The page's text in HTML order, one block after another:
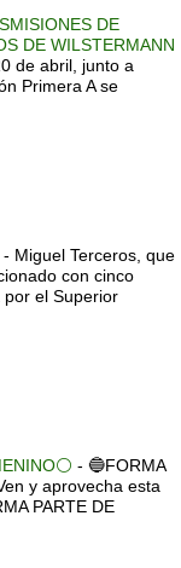
DE
DE WILSTERMANN
de abril, junto a
Primera A se
- Miguel Terceros, que
con cinco
el Superior
- 🔵FORMA
y aprovecha esta
PARTE DE